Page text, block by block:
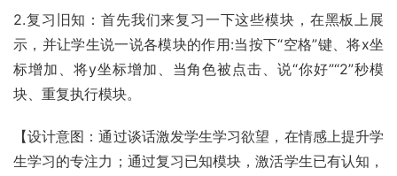
2.复习旧知：首先我们来复习一下这些模块，在黑板上展
示，并让学生说一说各模块的作用:当按下“空格”键、将x坐
标增加、将y坐标增加、当角色被点击、说“你好”“2”秒模
块、重复执行模块。
【设计意图：通过谈话激发学生学习欲望，在情感上提升学
生学习的专注力；通过复习已知模块，激活学生已有认知，